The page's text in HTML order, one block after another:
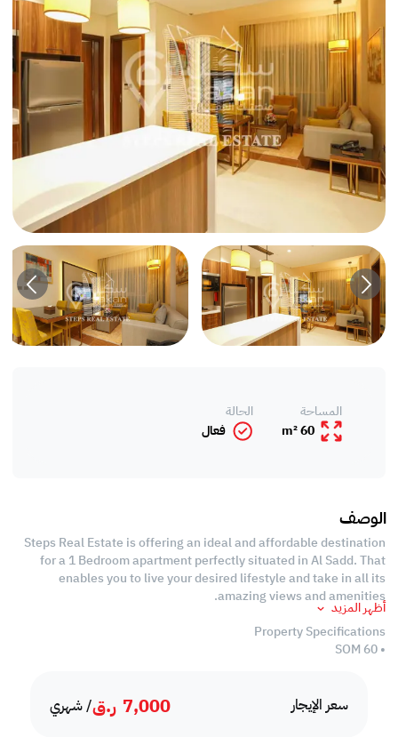
سعر الإيجار 7,000 ر.ق/ شهري
المساحة
60 m²
الحالة
فعال
الوصف
Steps Real Estate is offering an ideal and affordable destination
for a 1 Bedroom apartment perfectly situated in Al Sadd. That
enables you to live your desired lifestyle and take in all its
amazing views and amenities.
Property Specifications
• 60 SQM
أظهر المزيد